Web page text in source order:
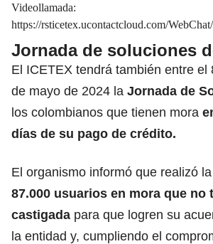
Videollamada:
https://rsticetex.ucontactcloud.com/
Jornada de soluciones
El ICETEX tendrá también entre el
de mayo de 2024 la Jornada de
los colombianos que tienen mora
días de su pago de crédito.
El organismo informó que realizó
87.000 usuarios en mora que no
castigada para que logren su
la entidad y, cumpliendo el